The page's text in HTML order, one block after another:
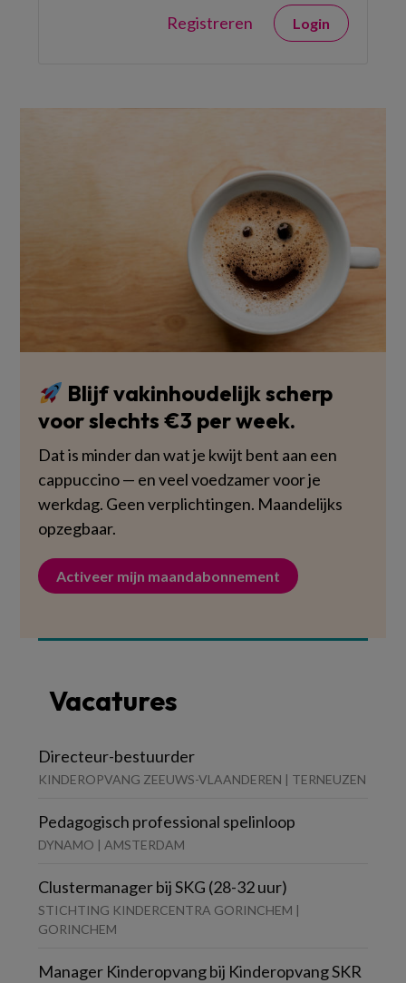
Registreren Login
Blijf vakinhoudelijk scherp
voor slechts €3 per week.
Dat is minder dan wat je kwijt bent aan een
cappuccino — en veel voedzamer voor je
werkdag. Geen verplichtingen. Maandelijks
opzegbaar.
Activeer mijn maandabonnement
Vacatures
Directeur-bestuurder
KINDEROPVANG ZEEUWS-VLAANDEREN | TERNEUZEN
Pedagogisch professional spelinloop
DYNAMO | AMSTERDAM
Clustermanager bij SKG (28-32 uur)
STICHTING KINDERCENTRA GORINCHEM |
GORINCHEM
Manager Kinderopvang bij Kinderopvang SKR